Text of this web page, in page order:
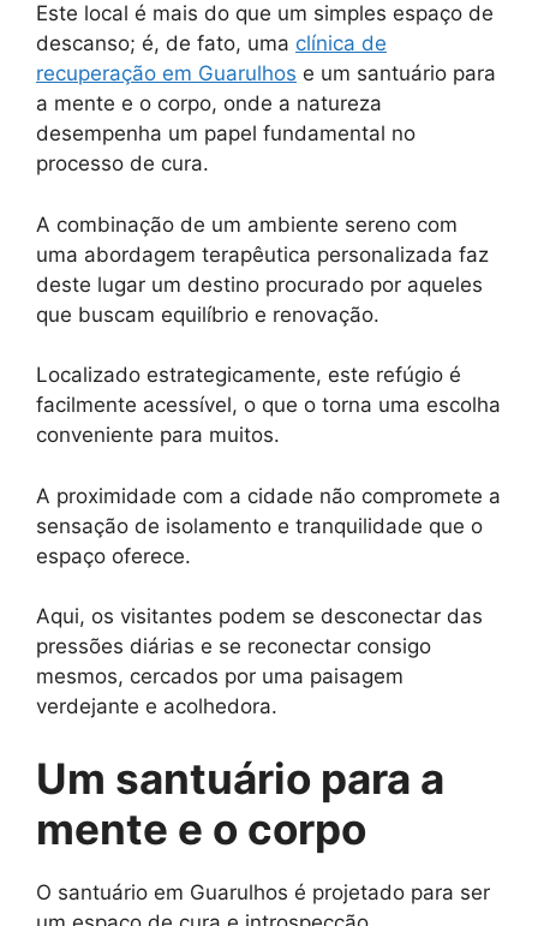
Este local é mais do que um simples espaço de
descanso; é, de fato, uma clínica de
recuperação em Guarulhos e um santuário para
a mente e o corpo, onde a natureza
desempenha um papel fundamental no
processo de cura.
A combinação de um ambiente sereno com
uma abordagem terapêutica personalizada faz
deste lugar um destino procurado por aqueles
que buscam equilíbrio e renovação.
Localizado estrategicamente, este refúgio é
facilmente acessível, o que o torna uma escolha
conveniente para muitos.
A proximidade com a cidade não compromete a
sensação de isolamento e tranquilidade que o
espaço oferece.
Aqui, os visitantes podem se desconectar das
pressões diárias e se reconectar consigo
mesmos, cercados por uma paisagem
verdejante e acolhedora.
Um santuário para a
mente e o corpo
O santuário em Guarulhos é projetado para ser